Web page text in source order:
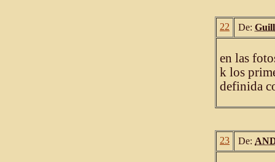
22 De:
en las
k los
definida
23 De: